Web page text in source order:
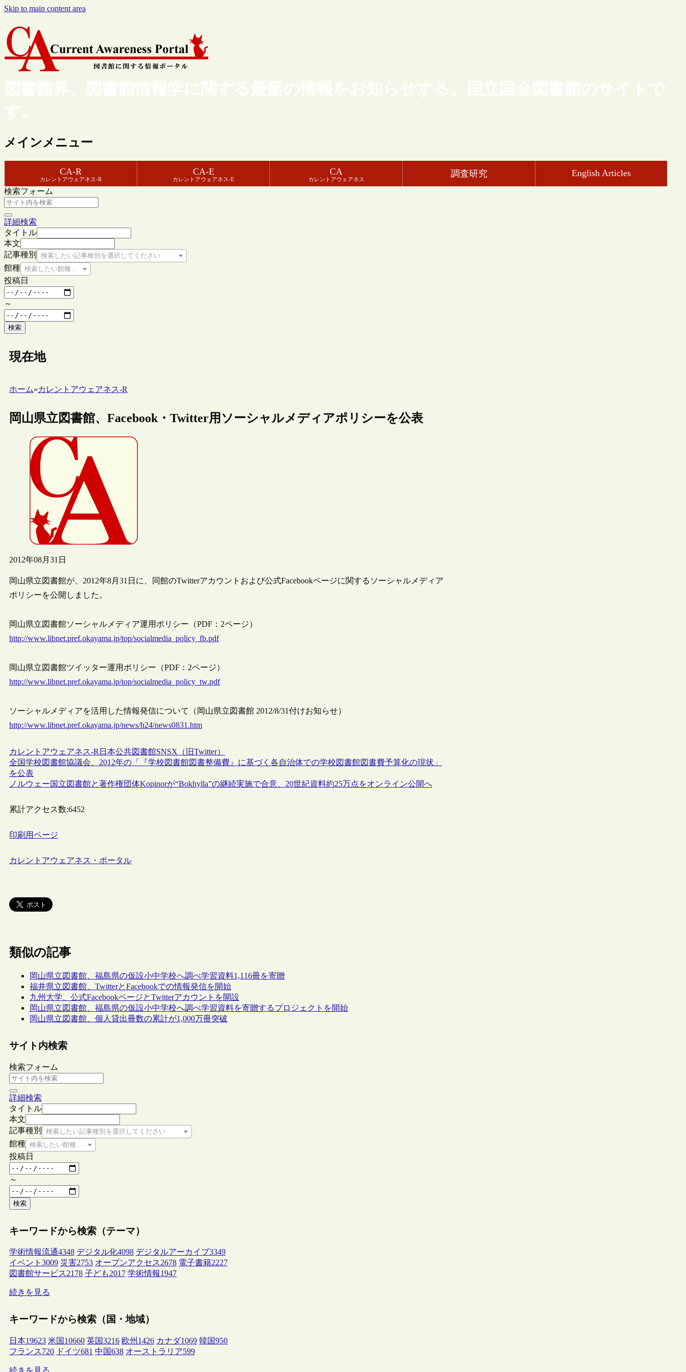
Skip to main content area
図書館界、図書館情報学に関する最新の情報をお知らせする、国立国会図書館のサイトで
す。
メインメニュー
CA-R
カレントアウェアネス-R
CA-E
カレントアウェアネス-E
CA
カレントアウェアネス
調査研究 English Articles
検索フォーム
詳細検索
タイトル
本文
記事種別
検索したい記事種別を選択してください
館種 検索したい館種を選択してください
投稿日
～
検索
現在地
ホーム»カレントアウェアネス-R
岡山県立図書館、Facebook・Twitter用ソーシャルメディアポリシーを公表
2012年08月31日
岡山県立図書館が、2012年8月31日に、同館のTwitterアカウントおよび公式Facebookページに関するソーシャルメディア
ポリシーを公開しました。
岡山県立図書館ソーシャルメディア運用ポリシー（PDF：2ページ）
http://www.libnet.pref.okayama.jp/top/socialmedia_policy_fb.pdf
岡山県立図書館ツイッター運用ポリシー（PDF：2ページ）
http://www.libnet.pref.okayama.jp/top/socialmedia_policy_tw.pdf
ソーシャルメディアを活用した情報発信について（岡山県立図書館 2012/8/31付けお知らせ）
http://www.libnet.pref.okayama.jp/news/h24/news0831.htm
カレントアウェアネス-R 日本公共図書館SNSX（旧Twitter）
全国学校図書館協議会、2012年の「『学校図書館図書整備費』に基づく各自治体での学校図書館図書費予算化の現状」
を公表
ノルウェー国立図書館と著作権団体Kopinorが“Bokhylla”の継続実施で合意、20世紀資料約25万点をオンライン公開へ
累計アクセス数:6452
印刷用ページ
カレントアウェアネス・ポータル
類似の記事
岡山県立図書館、福島県の仮設小中学校へ調べ学習資料1,116冊を寄贈
福井県立図書館、TwitterとFacebookでの情報発信を開始
九州大学、公式FacebookページとTwitterアカウントを開設
岡山県立図書館、福島県の仮設小中学校へ調べ学習資料を寄贈するプロジェクトを開始
岡山県立図書館、個人貸出冊数の累計が1,000万冊突破
サイト内検索
検索フォーム
詳細検索
タイトル
本文
記事種別
検索したい記事種別を選択してください
館種 検索したい館種を選択してください
投稿日
～
検索
キーワードから検索（テーマ）
学術情報流通4348 デジタル化4098 デジタルアーカイブ3349
イベント 3009 災害2753 オープンアクセス2678 電子書籍2227
図書館サービス2178 子ども2017 学術情報1947
続きを見る
キーワードから検索（国・地域）
日本19623 米国 10660 英国3216 欧州 1426 カナダ1069 韓国950
フランス720 ドイツ681 中国638 オーストラリア599
続きを見る